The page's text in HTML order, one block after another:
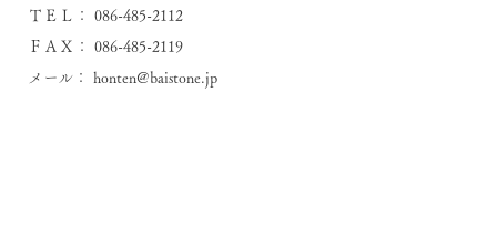
ＴＥＬ： 086-485-2112
ＦＡＸ： 086-485-2119
メール： honten@baistone.jp